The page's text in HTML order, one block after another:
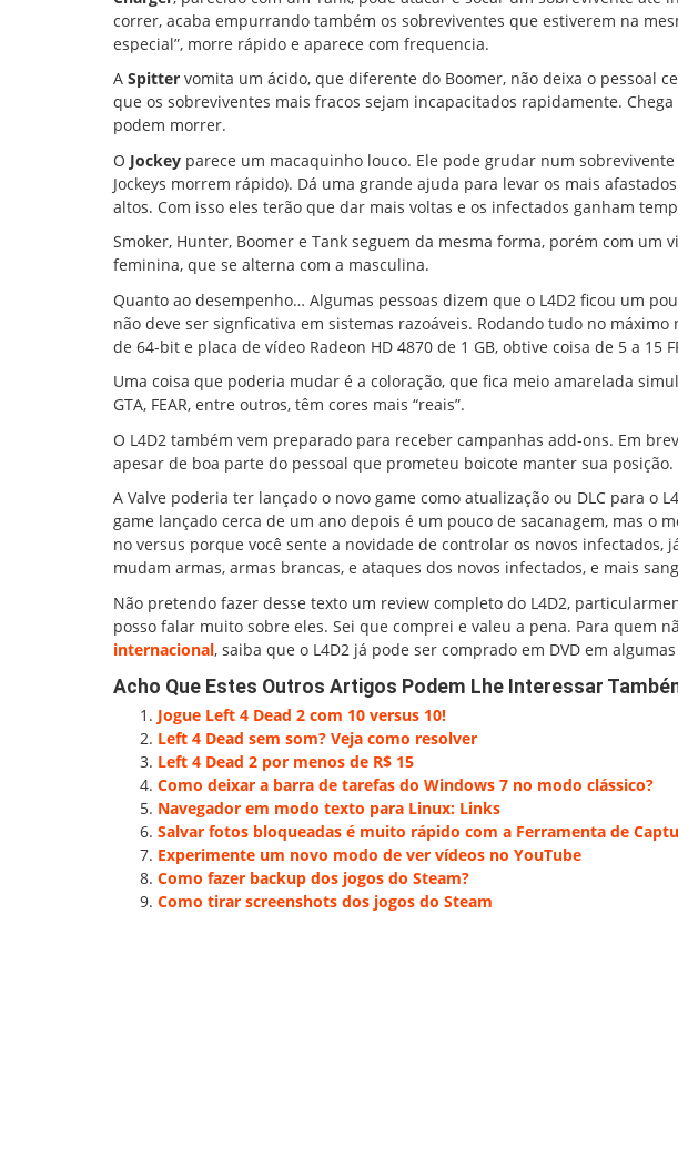
correr, acaba empurrando também os sobreviventes que estiverem na
especial”, morre rápido e aparece com frequencia.
A Spitter vomita um ácido, que diferente do Boomer, não deixa o pessoal
que os sobreviventes mais fracos sejam incapacitados rapidamente.
podem morrer.
O Jockey parece um macaquinho louco. Ele pode grudar num
Jockeys morrem rápido). Dá uma grande ajuda para levar os mais
altos. Com isso eles terão que dar mais voltas e os infectados ganham
Smoker, Hunter, Boomer e Tank seguem da mesma forma, porém com um
feminina, que se alterna com a masculina.
Quanto ao desempenho… Algumas pessoas dizem que o L4D2 ficou um
não deve ser signficativa em sistemas razoáveis. Rodando tudo no máximo
de 64-bit e placa de vídeo Radeon HD 4870 de 1 GB, obtive coisa de 5 a 15
Uma coisa que poderia mudar é a coloração, que fica meio amarelada
GTA, FEAR, entre outros, têm cores mais “reais”.
O L4D2 também vem preparado para receber campanhas add-ons. Em
apesar de boa parte do pessoal que prometeu boicote manter sua posição.
A Valve poderia ter lançado o novo game como atualização ou DLC para o
game lançado cerca de um ano depois é um pouco de sacanagem, mas o
no versus porque você sente a novidade de controlar os novos infectados,
mudam armas, armas brancas, e ataques dos novos infectados, e mais
Não pretendo fazer desse texto um review completo do L4D2,
posso falar muito sobre eles. Sei que comprei e valeu a pena. Para quem
internacional, saiba que o L4D2 já pode ser comprado em DVD em
Acho Que Estes Outros Artigos Podem Lhe Interessar
Jogue Left 4 Dead 2 com 10 versus 10!
Left 4 Dead sem som? Veja como resolver
Left 4 Dead 2 por menos de R$ 15
Como deixar a barra de tarefas do Windows 7 no modo clássico?
Navegador em modo texto para Linux: Links
Salvar fotos bloqueadas é muito rápido com a Ferramenta de
Experimente um novo modo de ver vídeos no YouTube
Como fazer backup dos jogos do Steam?
Como tirar screenshots dos jogos do Steam